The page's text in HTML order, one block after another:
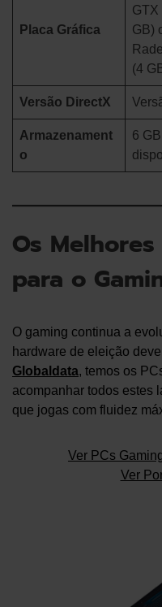
Placa Gráfica
GTX
GB)
(4
Versão DirectX
Armazenament
o
6
Os
para o
O gaming continua a
hardware de eleição
Globaldata, temos os
acompanhar todos estes
que jogas com fluidez
Ver PCs
Ver